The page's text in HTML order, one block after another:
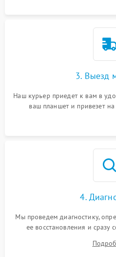
3. Выезд
Наш курьер приедет к вам в
ваш планшет и привезет
4.
Мы проведем диагностику,
ее восстановления и